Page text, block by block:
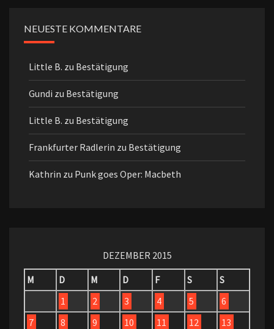
NEUESTE KOMMENTARE
Little B. zu Bestätigung
Gundi zu Bestätigung
Little B. zu Bestätigung
Frankfurter Radlerin zu Bestätigung
Kathrin zu Punk goes Oper: Macbeth
DEZEMBER 2015
M
D M D F S
S
1
2 3 4 5
6
7
8 9 10 11 12 13